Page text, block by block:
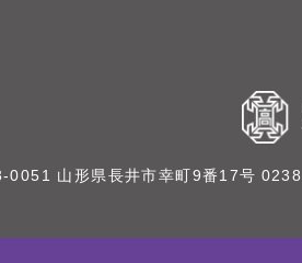
0051 山形県長井市幸町9番17号